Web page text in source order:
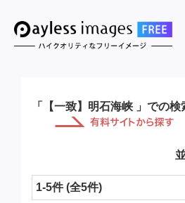
「【一致】明石海峡 」での
1-5件 (全5件)